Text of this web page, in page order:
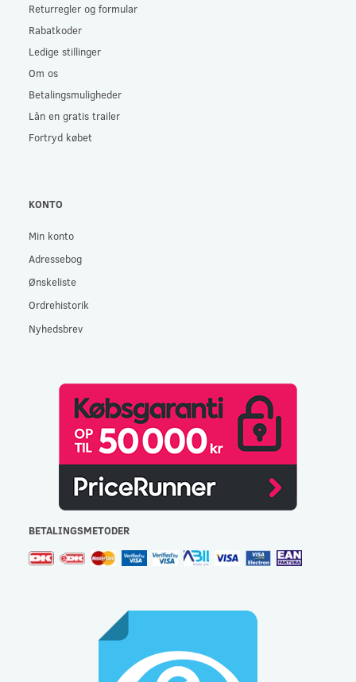
Returregler og formular
Rabatkoder
Ledige stillinger
Om os
Betalingsmuligheder
Lån en gratis trailer
Fortryd købet
KONTO
Min konto
Adressebog
Ønskeliste
Ordrehistorik
Nyhedsbrev
BETALINGSMETODER